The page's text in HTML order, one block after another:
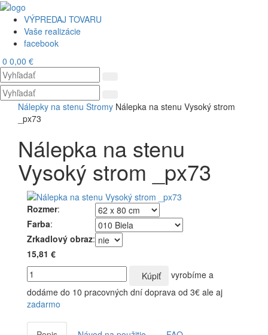
VÝPREDAJ TOVARU
Vaše realizácie
facebook
0 0,00 €
Nálepky na stenu Stromy Nálepka na stenu Vysoký strom
_px73
Nálepka na stenu
Vysoký strom _px73
Rozmer:
Farba:
Zrkadlový obraz:
15,81 €
Kúpiť
vyrobíme a
dodáme do 10 pracovných dní doprava od 3€ ale aj
zadarmo